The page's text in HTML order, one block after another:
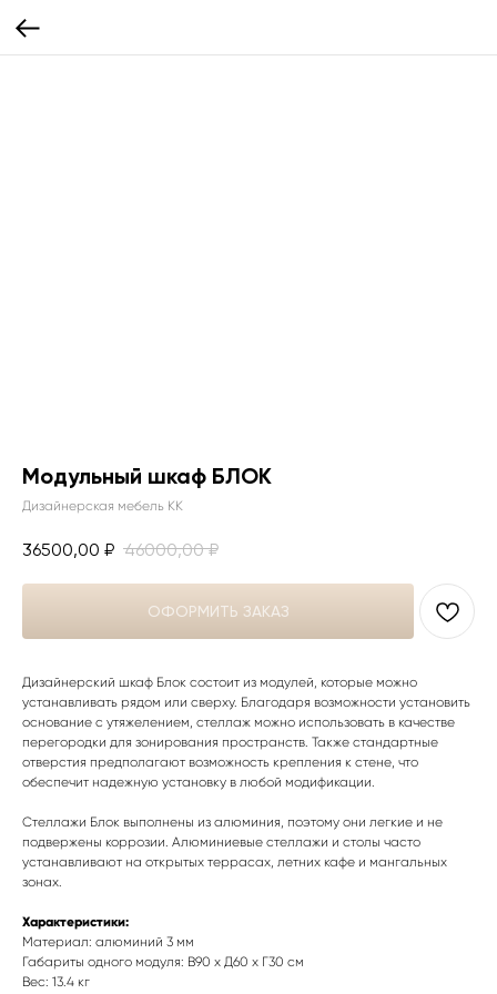
Модульный шкаф БЛОК
Дизайнерская мебель КК
36500,00 ₽ 46000,00 ₽
ОФОРМИТЬ ЗАКАЗ
Дизайнерский шкаф Блок состоит из модулей, которые можно
устанавливать рядом или сверху. Благодаря возможности установить
основание с утяжелением, стеллаж можно использовать в качестве
перегородки для зонирования пространств. Также стандартные
отверстия предполагают возможность крепления к стене, что
обеспечит надежную установку в любой модификации.
Стеллажи Блок выполнены из алюминия, поэтому они легкие и не
подвержены коррозии. Алюминиевые стеллажи и столы часто
устанавливают на открытых террасах, летних кафе и мангальных
зонах.
Характеристики:
Материал: алюминий 3 мм
Габариты одного модуля: В90 х Д60 х Г30 см
Вес: 13.4 кг